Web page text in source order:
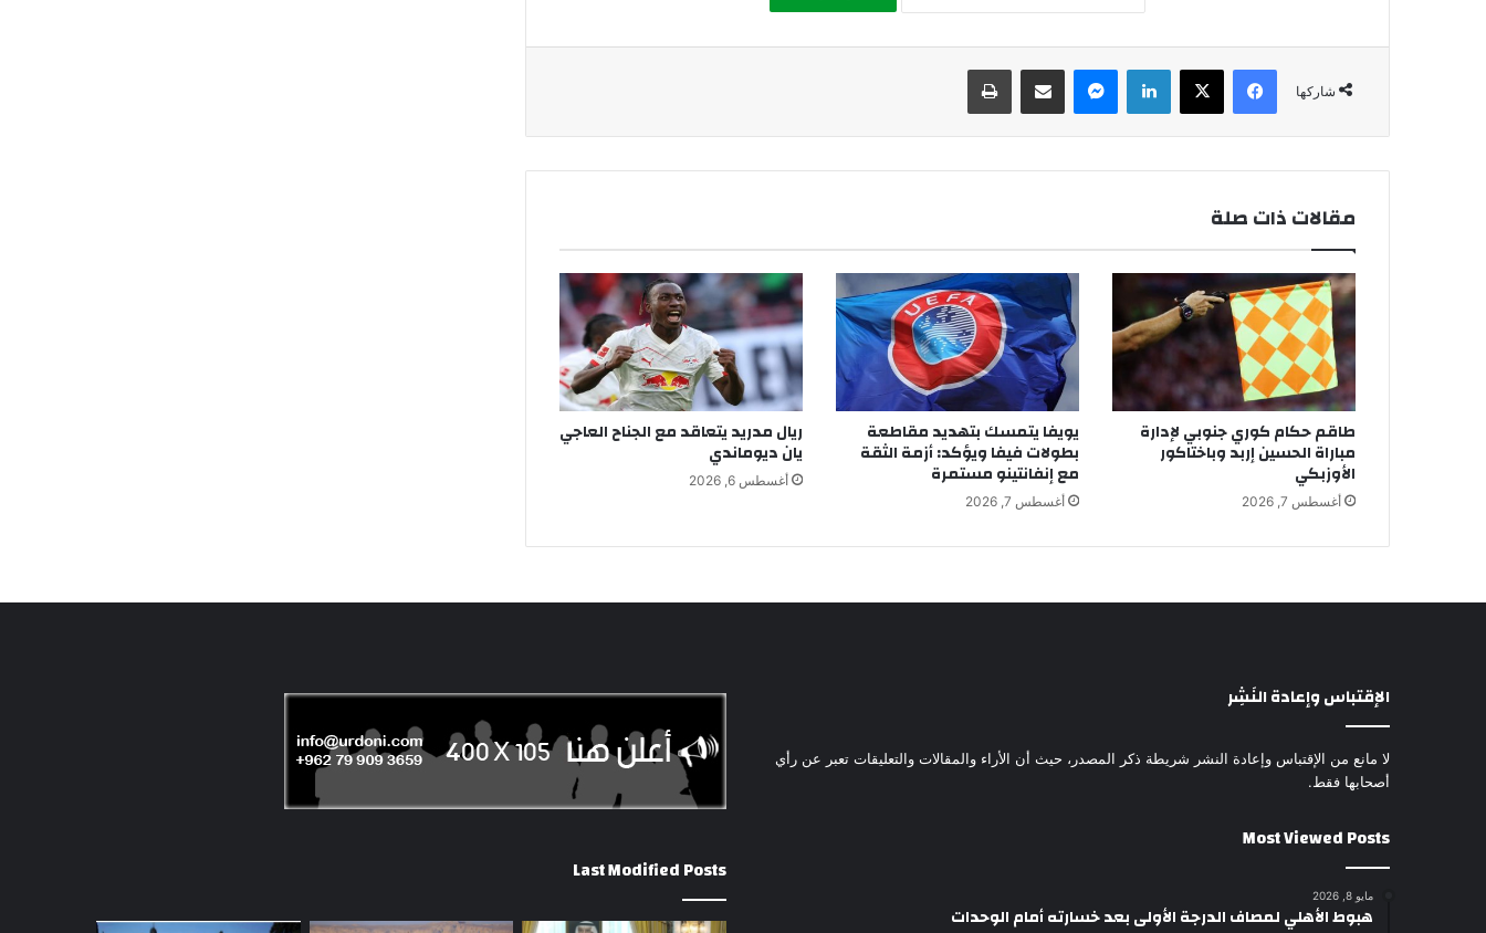
شاركها
فيسبوك لينكدإن
مقالات ذات صلة
طاقم حكام كوري جنوبي لإدارة
مباراة الحسين إربد وباختاكور
الأوزبكي
أغسطس 7, 2026
يويفا يتمسك بتهديد مقاطعة
بطولات فيفا ويؤكد: أزمة الثقة
مع إنفانتينو مستمرة
أغسطس 7, 2026
ريال مدريد يتعاقد مع الجناح العاجي
يان ديوماندي
أغسطس 6, 2026
الإقتباس وإعادة النَشِر
لا مانع من الإقتباس وإعادة النشر شريطة ذكر المصدر، حيث أن الأراء والمقالات والتعليقات تعبر عن رأي
أصحابها فقط.
Most Viewed Posts
مايو 8, 2026
هبوط الأهلي لمصاف الدرجة الأولى بعد خسارته أمام الوحدات
Last Modified Posts